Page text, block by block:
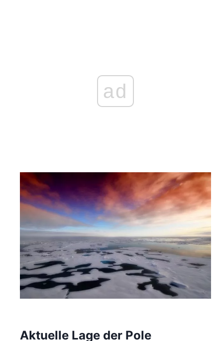
ad
Aktuelle Lage der Pole